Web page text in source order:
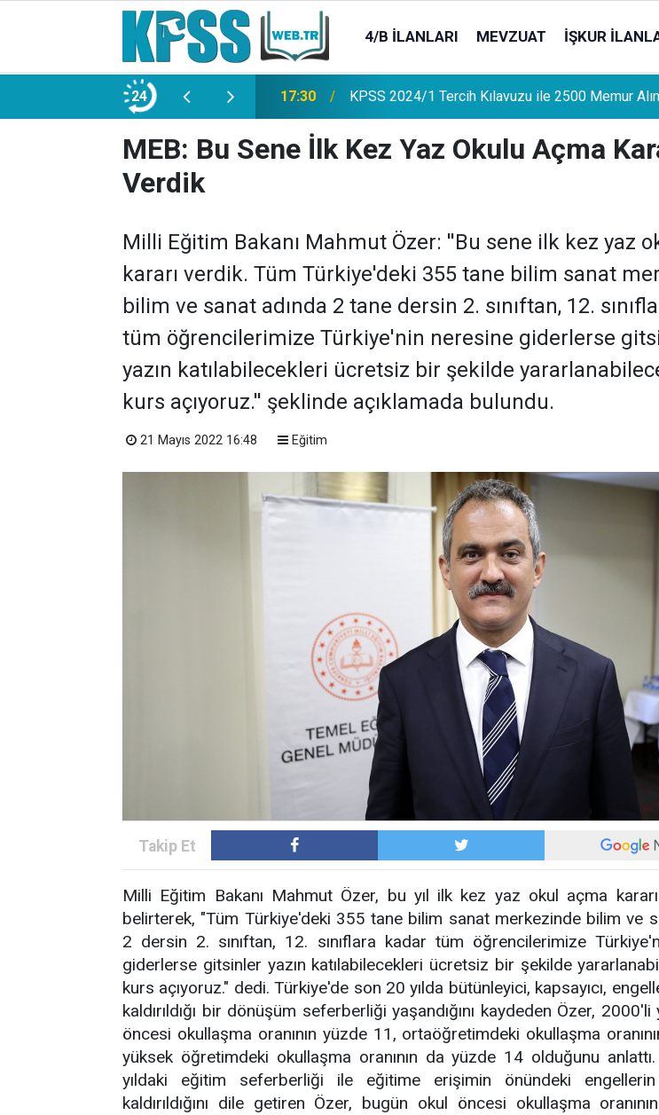
4/B İLANLARI MEVZUAT İŞKUR
24
Memur Alımı Başlıyor! 21:20 TL Mevduat Sahipleri İçin Önemli Gelişme: Stopaj
MEB: Bu Sene İlk Kez Yaz Okulu Açma
Verdik
Milli Eğitim Bakanı Mahmut Özer: ''Bu sene ilk kez yaz
kararı verdik. Tüm Türkiye'deki 355 tane bilim sanat
bilim ve sanat adında 2 tane dersin 2. sınıftan, 12.
tüm öğrencilerimize Türkiye'nin neresine giderlerse
yazın katılabilecekleri ücretsiz bir şekilde
kurs açıyoruz.'' şeklinde açıklamada bulundu.
21 Mayıs 2022 16:48 Eğitim
Milli Eğitim Bakanı Mahmut Özer, bu yıl ilk kez yaz okul açma
belirterek, "Tüm Türkiye'deki 355 tane bilim sanat merkezinde bilim ve
2 dersin 2. sınıftan, 12. sınıflara kadar tüm öğrencilerimize
giderlerse gitsinler yazın katılabilecekleri ücretsiz bir şekilde
kurs açıyoruz." dedi. Türkiye'de son 20 yılda bütünleyici, kapsayıcı,
kaldırıldığı bir dönüşüm seferberliği yaşandığını kaydeden Özer, 2000'li
öncesi okullaşma oranının yüzde 11, ortaöğretimdeki okullaşma
yüksek öğretimdeki okullaşma oranının da yüzde 14 olduğunu
yıldaki eğitim seferberliği ile eğitime erişimin önündeki engellerin
kaldırıldığını dile getiren Özer, bugün okul öncesi okullaşma